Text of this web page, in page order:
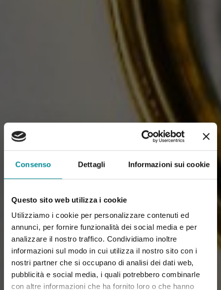
Consenso Dettagli Informazioni sui cookie
Questo sito web utilizza i cookie
Utilizziamo i cookie per personalizzare contenuti ed
annunci, per fornire funzionalità dei social media e per
analizzare il nostro traffico. Condividiamo inoltre
informazioni sul modo in cui utilizza il nostro sito con i
nostri partner che si occupano di analisi dei dati web,
pubblicità e social media, i quali potrebbero combinarle
con altre informazioni che ha fornito loro o che hanno